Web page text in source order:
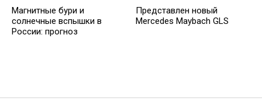
Магнитные бури и
солнечные вспышки в
России: прогноз
Представлен новый
Mercedes Maybach GLS